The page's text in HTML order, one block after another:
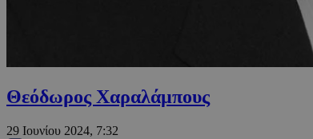
Θεόδωρος Χαραλάμπους
29 Ιουνίου 2024, 7:32